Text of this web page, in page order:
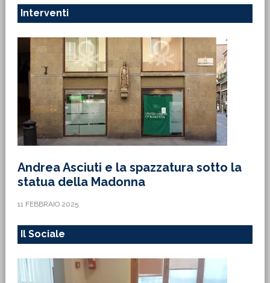
Interventi
Andrea Asciuti e la spazzatura sotto la
statua della Madonna
11 FEBBRAIO 2025
Il Sociale